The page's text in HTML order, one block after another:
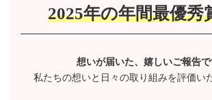
2025年の年間最優秀
想いが届いた、嬉しいご報告で
私たちの想いと日々の取り組みを評価い